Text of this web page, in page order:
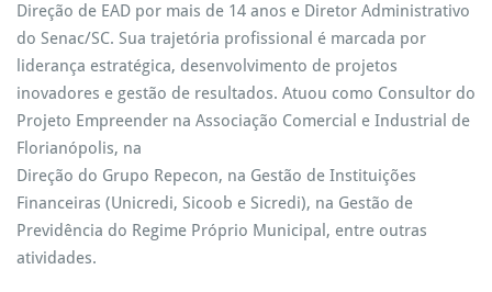
Direção de EAD por mais de 14 anos e Diretor Administrativo
do Senac/SC. Sua trajetória profissional é marcada por
liderança estratégica, desenvolvimento de projetos
inovadores e gestão de resultados. Atuou como Consultor do
Projeto Empreender na Associação Comercial e Industrial de
Florianópolis, na
Direção do Grupo Repecon, na Gestão de Instituições
Financeiras (Unicredi, Sicoob e Sicredi), na Gestão de
Previdência do Regime Próprio Municipal, entre outras
atividades.